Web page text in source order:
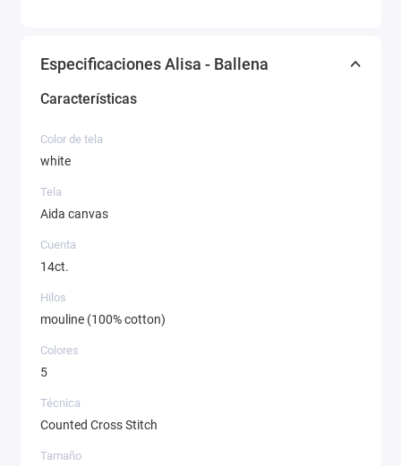
Especificaciones Alisa - Ballena
Características
Color de tela
white
Tela
Aida canvas
Cuenta
14ct.
Hilos
mouline (100% cotton)
Colores
5
Técnica
Counted Cross Stitch
Tamaño